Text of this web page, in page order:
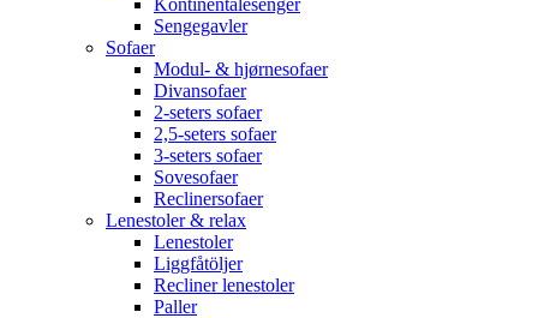
Kontinentalesenger
Sengegavler
Sofaer
Modul- & hjørnesofaer
Divansofaer
2-seters sofaer
2,5-seters sofaer
3-seters sofaer
Sovesofaer
Reclinersofaer
Lenestoler & relax
Lenestoler
Liggfåtöljer
Recliner lenestoler
Paller